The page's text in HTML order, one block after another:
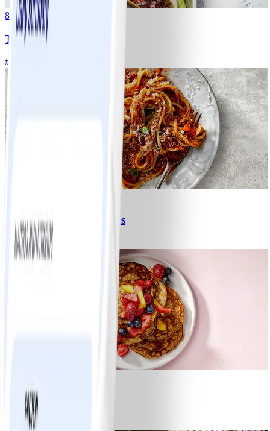
8
Tacos
#
Spagetti med köttfärssås
Lätt10 MIN
Bananpannkakor
5 MIN